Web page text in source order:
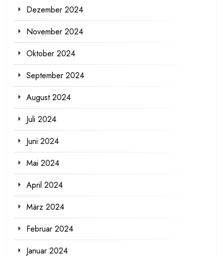
Dezember 2024
November 2024
Oktober 2024
September 2024
August 2024
Juli 2024
Juni 2024
Mai 2024
April 2024
März 2024
Februar 2024
Januar 2024